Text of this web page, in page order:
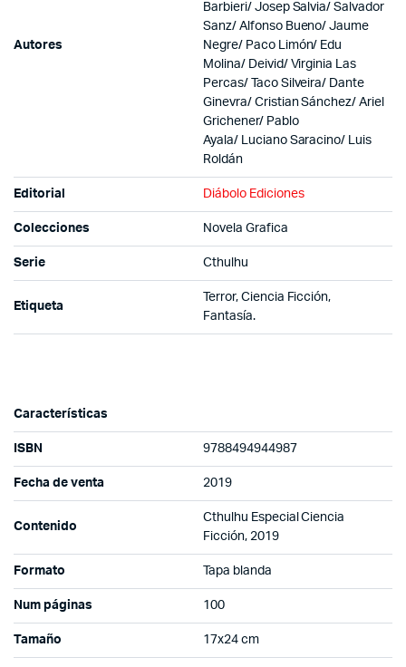
Autores
Barbieri/ Josep Salvia/ Salvador
Sanz/ Alfonso Bueno/ Jaume
Negre/ Paco Limón/ Edu
Molina/ Deivid/ Virginia Las
Percas/ Taco Silveira/ Dante
Ginevra/ Cristian Sánchez/ Ariel
Grichener/ Pablo
Ayala/ Luciano Saracino/ Luis
Roldán
Editorial Diábolo Ediciones
Colecciones Novela Grafica
Serie Cthulhu
Etiqueta
Terror, Ciencia Ficción,
Fantasía.
Características
ISBN 9788494944987
Fecha de venta 2019
Contenido
Cthulhu Especial Ciencia
Ficción, 2019
Formato Tapa blanda
Num páginas 100
Tamaño 17x24 cm